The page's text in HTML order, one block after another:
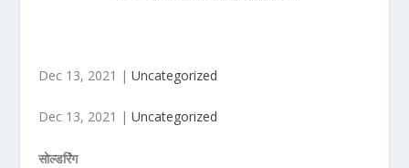
Dec 13, 2021 |Uncategorized
Dec 13, 2021 |Uncategorized
सोल्डरिंग